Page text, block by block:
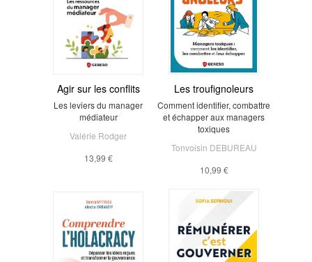
Agir sur les conflits
Les leviers du manager
médiateur
Valérie Rodger
13,99 €
Les troufignoleurs
Comment identifier, combattre
et échapper aux managers
toxiques
Tonvoisin DEBUREAU
10,99 €